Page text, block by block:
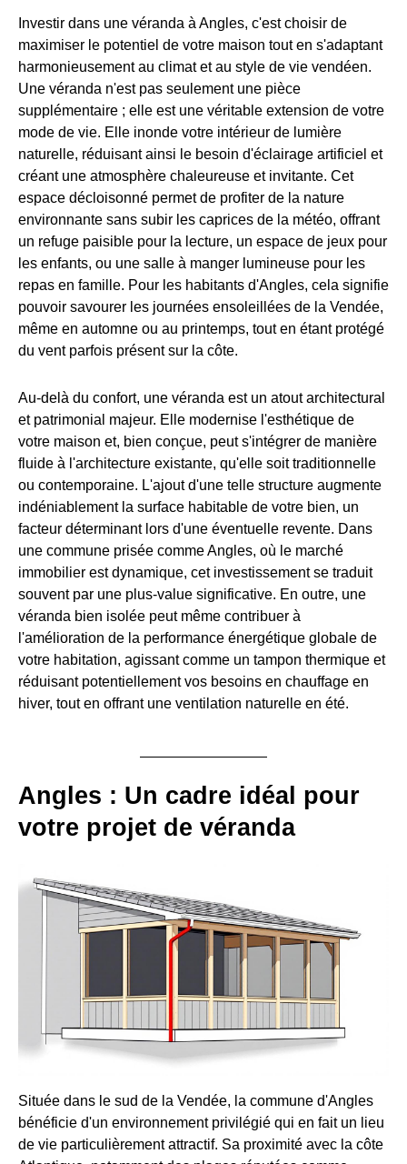
Investir dans une véranda à Angles, c'est choisir de
maximiser le potentiel de votre maison tout en s'adaptant
harmonieusement au climat et au style de vie vendéen.
Une véranda n'est pas seulement une pièce
supplémentaire ; elle est une véritable extension de votre
mode de vie. Elle inonde votre intérieur de lumière
naturelle, réduisant ainsi le besoin d'éclairage artificiel et
créant une atmosphère chaleureuse et invitante. Cet
espace décloisonné permet de profiter de la nature
environnante sans subir les caprices de la météo, offrant
un refuge paisible pour la lecture, un espace de jeux pour
les enfants, ou une salle à manger lumineuse pour les
repas en famille. Pour les habitants d'Angles, cela signifie
pouvoir savourer les journées ensoleillées de la Vendée,
même en automne ou au printemps, tout en étant protégé
du vent parfois présent sur la côte.
Au-delà du confort, une véranda est un atout architectural
et patrimonial majeur. Elle modernise l'esthétique de
votre maison et, bien conçue, peut s'intégrer de manière
fluide à l'architecture existante, qu'elle soit traditionnelle
ou contemporaine. L'ajout d'une telle structure augmente
indéniablement la surface habitable de votre bien, un
facteur déterminant lors d'une éventuelle revente. Dans
une commune prisée comme Angles, où le marché
immobilier est dynamique, cet investissement se traduit
souvent par une plus-value significative. En outre, une
véranda bien isolée peut même contribuer à
l'amélioration de la performance énergétique globale de
votre habitation, agissant comme un tampon thermique et
réduisant potentiellement vos besoins en chauffage en
hiver, tout en offrant une ventilation naturelle en été.
Angles : Un cadre idéal pour
votre projet de véranda
Située dans le sud de la Vendée, la commune d'Angles
bénéficie d'un environnement privilégié qui en fait un lieu
de vie particulièrement attractif. Sa proximité avec la côte